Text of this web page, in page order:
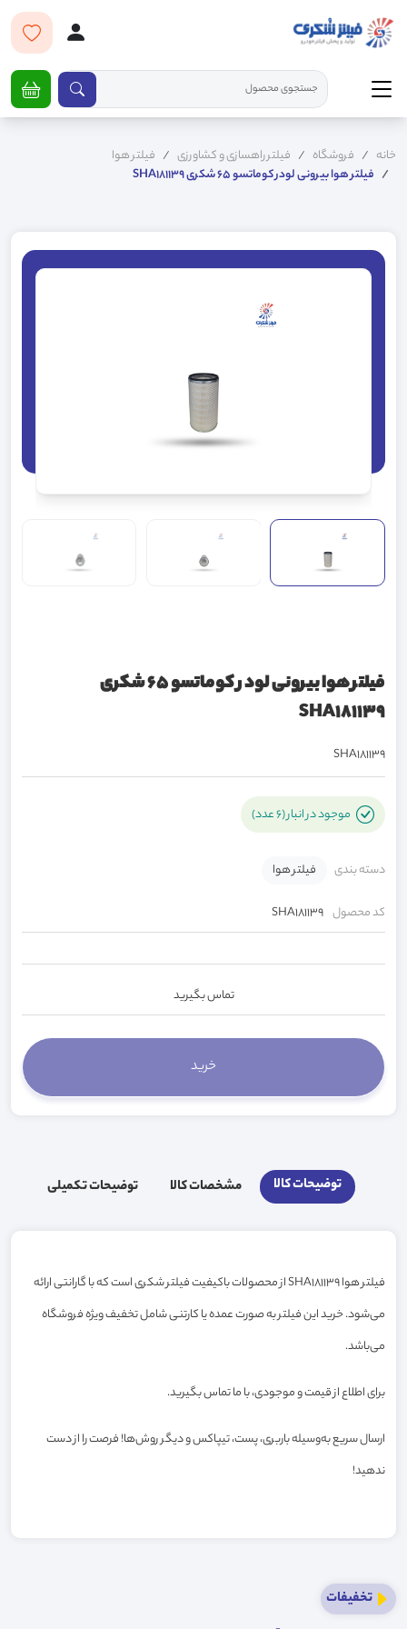
خانه فروشگاه فیلتر راهسازی و کشاورزی
فیلتر هوا
فیلتر هوا بیرونی لودر کوماتسو 65 شکری SHA181139
فیلتر هوا بیرونی لودر کوماتسو 65 شکری
SHA181139
SHA181139
موجود در انبار (6 عدد)
دسته بندی فیلتر هوا
کد محصول SHA181139
تماس بگیرید
توضیحات کالا مشخصات کالا توضیحات تکمیلی
فیلتر هوا SHA181139 از محصولات باکیفیت فیلتر شکری است که با گارانتی ارائه
می‌شود. خرید این فیلتر به صورت عمده یا کارتنی شامل تخفیف ویژه فروشگاه
می‌باشد.
برای اطلاع از قیمت و موجودی، با ما تماس بگیرید.
ارسال سریع به‌وسیله باربری، پست، تیپاکس و دیگر روش‌ها! فرصت را از دست
ندهید!
تخفیفات